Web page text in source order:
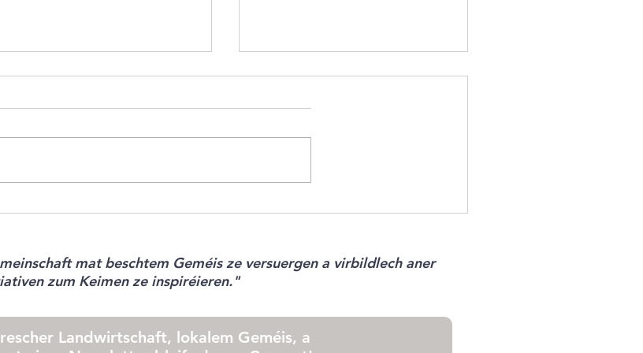
mat beschtem Geméis ze versuergen a virbildlech aner
zum Keimen ze inspiréieren."
Landwirtschaft, lokalem Geméis, a